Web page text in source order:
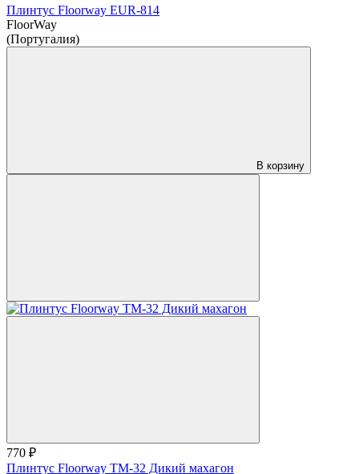
Плинтус Floorway EUR-814
FloorWay
(Португалия)
В корзину
770 ₽
Плинтус Floorway ТМ-32 Дикий махагон